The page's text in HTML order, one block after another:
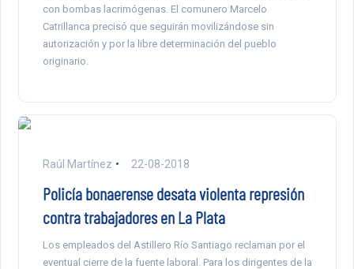
con bombas lacrimógenas. El comunero Marcelo
Catrillanca precisó que seguirán movilizándose sin
autorización y por la libre determinación del pueblo
originario.
Raúl Martínez 22-08-2018
Policía bonaerense desata violenta represión
contra trabajadores en La Plata
Los empleados del Astillero Río Santiago reclaman por el
eventual cierre de la fuente laboral. Para los dirigentes de la